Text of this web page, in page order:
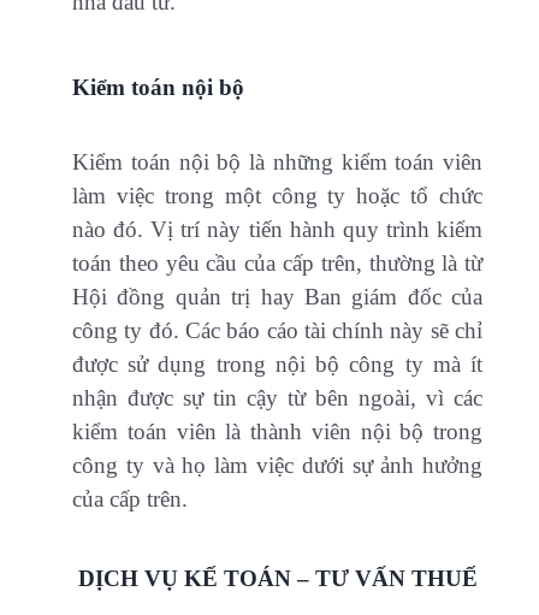
Kiểm toán nội bộ
Kiểm toán nội bộ là những kiểm toán viên
làm việc trong một công ty hoặc tổ chức
nào đó. Vị trí này tiến hành quy trình kiểm
toán theo yêu cầu của cấp trên, thường là từ
Hội đồng quản trị hay Ban giám đốc của
công ty đó. Các báo cáo tài chính này sẽ chỉ
được sử dụng trong nội bộ công ty mà ít
nhận được sự tin cậy từ bên ngoài, vì các
kiểm toán viên là thành viên nội bộ trong
công ty và họ làm việc dưới sự ảnh hưởng
của cấp trên.
DỊCH VỤ KẾ TOÁN – TƯ VẤN THUẾ